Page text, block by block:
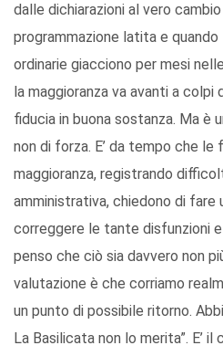
dalle dichiarazioni al vero
programmazione latita e
ordinarie giacciono per mesi
la maggioranza va avanti a colpi
fiducia in buona sostanza. Ma è
non di forza. E’ da tempo che
maggioranza, registrando
amministrativa, chiedono di fare
correggere le tante disfunzioni
penso che ciò sia davvero non
valutazione è che corriamo
un punto di possibile ritorno.
La Basilicata non lo merita”. E’